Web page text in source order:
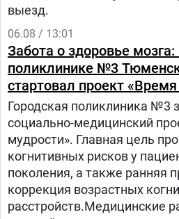
выезд.
06.08 / 13:01
Забота о здоровье мозга:
поликлинике №3
стартовал проект
Городская поликлиника №3
социально-медицинский
мудрости». Главная цель
когнитивных рисков у
поколения, а также ранняя
коррекция возрастных
расстройств.Медицинские